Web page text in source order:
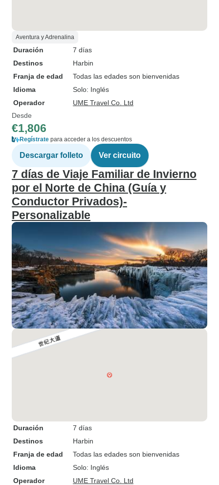
Aventura y Adrenalina
Duración
7 días
Destinos
Harbin
Franja de edad
Todas las edades son bienvenidas
Idioma
Solo: Inglés
Operador
UME Travel Co. Ltd
Desde
€1,806
Regístrate para acceder a los descuentos
Descargar folleto Ver circuito
7 días de Viaje Familiar de Invierno
por el Norte de China (Guía y
Conductor Privados)-
Personalizable
Duración
7 días
Destinos
Harbin
Franja de edad
Todas las edades son bienvenidas
Idioma
Solo: Inglés
Operador
UME Travel Co. Ltd